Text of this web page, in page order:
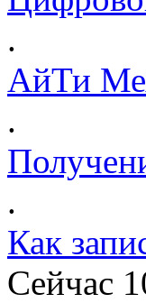
.
АйТи
.
.
Как
Сейчас